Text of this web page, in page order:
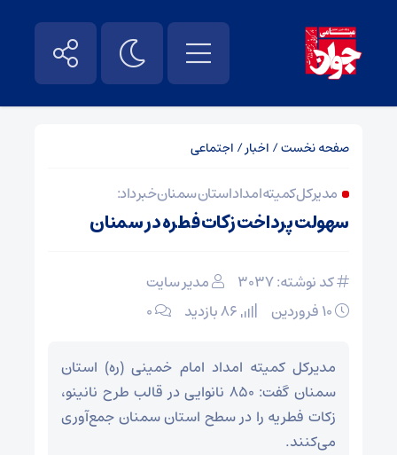
صفحه نخست/ اخبار/ اجتماعی
مدیرکل کمیته امداد استان سمنان خبر داد:
سهولت پرداخت زکات فطره در سمنان
کد نوشته: 3037
مدیر سایت
۰
مدیرکل کمیته امداد امام خمینی (ره) استان
سمنان گفت: ۸۵۰ نانوایی در قالب طرح نانینو،
زکات فطریه را در سطح استان سمنان جمع‌آوری
می‌کنند.